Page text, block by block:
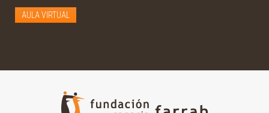
AULA VIRTUAL